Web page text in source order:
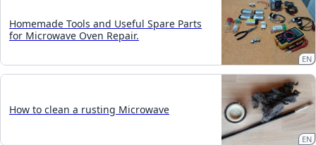
Homemade Tools and Useful Spare Parts
for Microwave Oven Repair.
EN
How to clean a rusting Microwave
EN